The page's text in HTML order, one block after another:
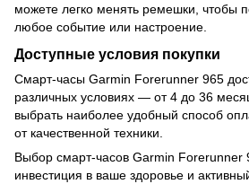
можете легко менять ремешки, чтобы
любое событие или настроение.
Доступные условия покупки
Смарт-часы Garmin Forerunner 965
различных условиях — от 4 до 36
выбрать наиболее удобный способ
от качественной техники.
Выбор смарт-часов Garmin
инвестиция в ваше здоровье и